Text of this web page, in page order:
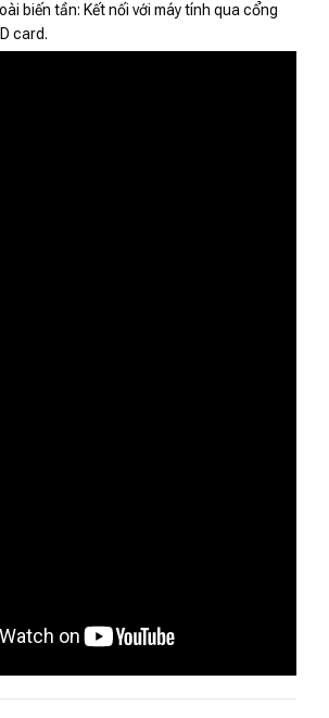
biến tần: Kết nối với máy tính qua cổng
card.